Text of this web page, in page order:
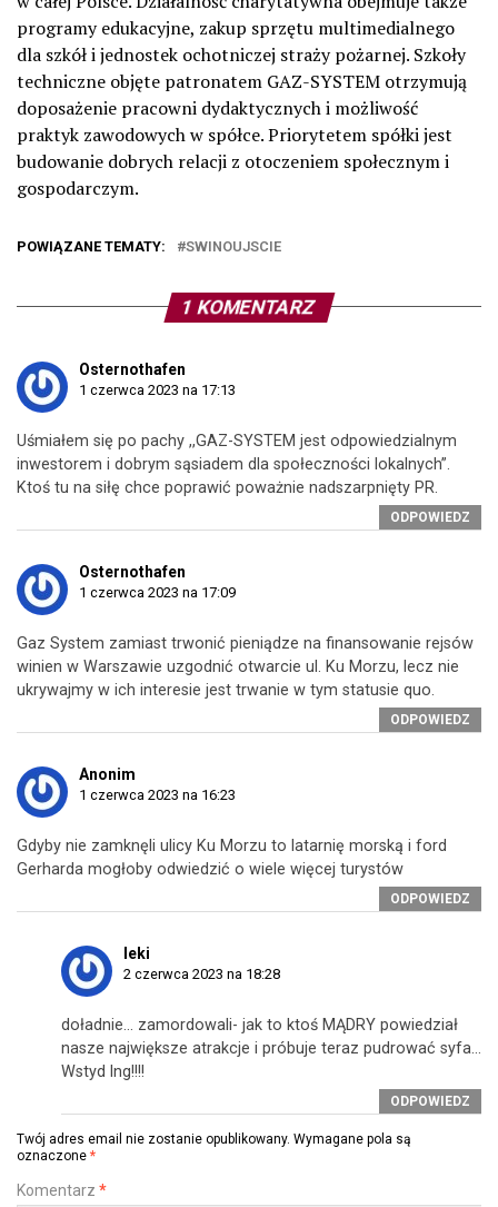
programy edukacyjne, zakup sprzętu multimedialnego
dla szkół i jednostek ochotniczej straży pożarnej. Szkoły
techniczne objęte patronatem GAZ-SYSTEM otrzymują
doposażenie pracowni dydaktycznych i możliwość
praktyk zawodowych w spółce. Priorytetem spółki jest
budowanie dobrych relacji z otoczeniem społecznym i
gospodarczym.
POWIĄZANE TEMATY: SWINOUJSCIE
1 KOMENTARZ
Osternothafen
1 czerwca 2023 na 17:13
Uśmiałem się po pachy ,,GAZ-SYSTEM jest odpowiedzialnym
inwestorem i dobrym sąsiadem dla społeczności lokalnych”.
Ktoś tu na siłę chce poprawić poważnie nadszarpnięty PR.
ODPOWIEDZ
Osternothafen
1 czerwca 2023 na 17:09
Gaz System zamiast trwonić pieniądze na finansowanie rejsów
winien w Warszawie uzgodnić otwarcie ul. Ku Morzu, lecz nie
ukrywajmy w ich interesie jest trwanie w tym statusie quo.
ODPOWIEDZ
Anonim
1 czerwca 2023 na 16:23
Gdyby nie zamknęli ulicy Ku Morzu to latarnię morską i ford
Gerharda mogłoby odwiedzić o wiele więcej turystów
ODPOWIEDZ
leki
2 czerwca 2023 na 18:28
doładnie… zamordowali- jak to ktoś MĄDRY powiedział
nasze największe atrakcje i próbuje teraz pudrować syfa…
Wstyd lng!!!!
ODPOWIEDZ
Twój adres email nie zostanie opublikowany. Wymagane pola są
oznaczone *
Komentarz *